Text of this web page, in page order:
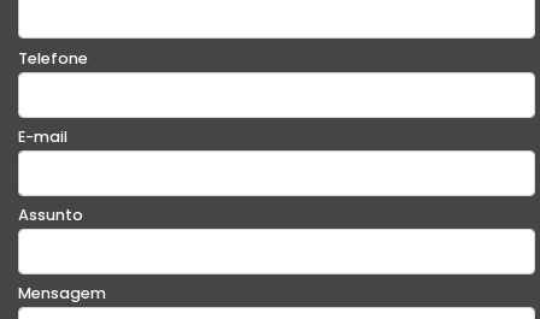
Telefone
E-mail
Assunto
Mensagem